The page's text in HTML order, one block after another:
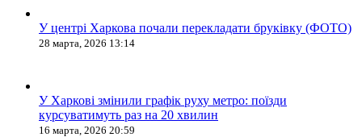
У центрі Харкова почали перекладати бруківку (ФОТО)
28 марта, 2026 13:14
У Харкові змінили графік руху метро: поїзди
курсуватимуть раз на 20 хвилин
16 марта, 2026 20:59